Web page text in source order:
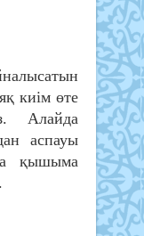
киім өте
Алайда
аспауы
қышыма